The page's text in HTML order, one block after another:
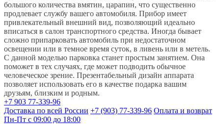
большого количества вмятин, царапин, что существенно
продлевает службу вашего автомобиля. Прибор имеет
привлекательный внешний вид, позволяющий идеально
вписаться в салон транспортного средства. Иногда бывает
сложно припарковать автомобиль при недостаточном
освещении или в темное время суток, в ливень или в метель.
С данной моделью парковка станет простым занятием. Она
поможет в тех случаях, где может подводить обычное
человеческое зрение. Презентабельный дизайн аппарата
позволяет использовать его в качестве подарка вашим
друзьям, близким и родным.
+7 903 77-339-96
Доставка по всей России +7 (903) 77-339-96 Оплата и возврат
Пн-Пт с 09:00 до 18:00